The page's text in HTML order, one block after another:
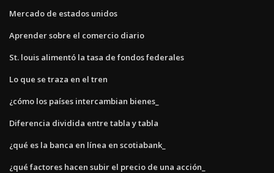
Mercado de estados unidos
Aprender sobre el comercio diario
St. louis alimentó la tasa de fondos federales
Lo que se traza en el tren
¿cómo los países intercambian bienes_
Diferencia dividida entre tabla y tabla
¿qué es la banca en línea en scotiabank_
¿qué factores hacen subir el precio de una acción_